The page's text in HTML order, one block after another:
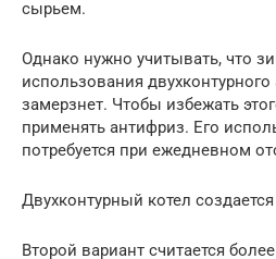
сырьем.
Однако нужно учитывать, что
использования двухконтурного
замерзнет. Чтобы избежать
применять антифриз. Его
потребуется при ежедневном
Двухконтурный котел
Второй вариант считается